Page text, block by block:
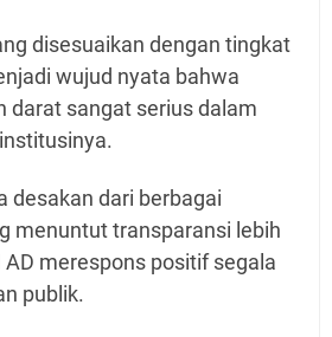
disesuaikan dengan tingkat
wujud nyata bahwa
darat sangat serius dalam
desakan dari berbagai
menuntut transparansi lebih
AD merespons positif segala
publik.